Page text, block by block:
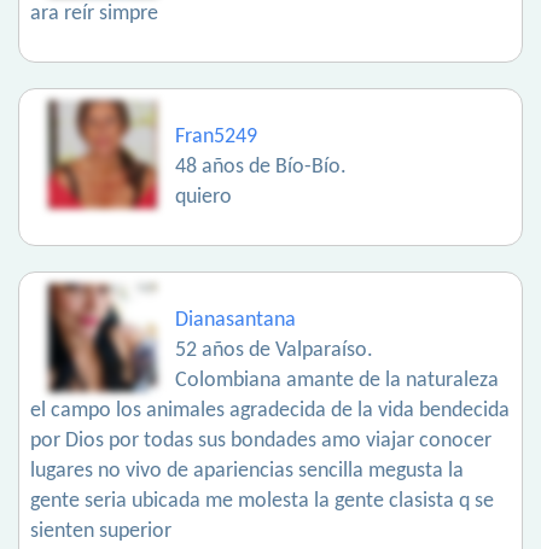
ara reír simpre
Fran5249
48 años de Bío-Bío.
quiero
Dianasantana
52 años de Valparaíso.
Colombiana amante de la naturaleza
el campo los animales agradecida de la vida bendecida
por Dios por todas sus bondades amo viajar conocer
lugares no vivo de apariencias sencilla megusta la
gente seria ubicada me molesta la gente clasista q se
sienten superior